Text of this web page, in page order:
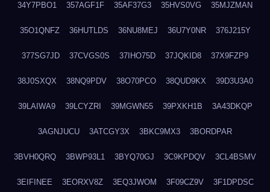
34Y7PBO1 357AGF1F 35AF37G3 35HVS0VG 35MJZMAN
35O1QNFZ 36HUTLDS 36NU8MEJ 36U7Y0NR 376J215Y
377SG7JD 37CVGS0S 37IHO75D 37JQKID8 37X9FZP9
38J0SXQX 38NQ9PDV 38O70PCO 38QUD9KX 39D3U3A0
39LAIWA9 39LCYZRI 39MGWN55 39PXKH1B 3A43DKQP
3AGNJUCU 3ATCGY3X 3BKC9MX3 3BORDPAR
3BVH0QRQ 3BWP93L1 3BYQ70GJ 3C9KPDQV 3CL4BSMV
3EIFINEE 3EORXV8Z 3EQ3JWOM 3F09CZ9V 3F1DPDSC